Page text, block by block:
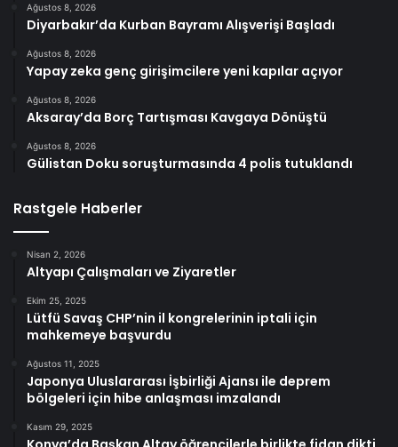
Ağustos 8, 2026
Diyarbakır’da Kurban Bayramı Alışverişi Başladı
Ağustos 8, 2026
Yapay zeka genç girişimcilere yeni kapılar açıyor
Ağustos 8, 2026
Aksaray’da Borç Tartışması Kavgaya Dönüştü
Ağustos 8, 2026
Gülistan Doku soruşturmasında 4 polis tutuklandı
Rastgele Haberler
Nisan 2, 2026
Altyapı Çalışmaları ve Ziyaretler
Ekim 25, 2025
Lütfü Savaş CHP’nin il kongrelerinin iptali için
mahkemeye başvurdu
Ağustos 11, 2025
Japonya Uluslararası İşbirliği Ajansı ile deprem
bölgeleri için hibe anlaşması imzalandı
Kasım 29, 2025